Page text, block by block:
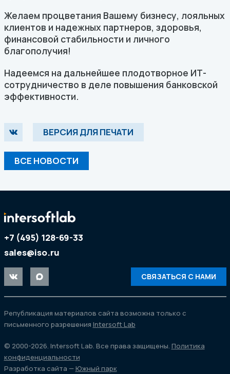
Желаем процветания Вашему бизнесу, лояльных
клиентов и надежных партнеров, здоровья,
финансовой стабильности и личного
благополучия!
Надеемся на дальнейшее плодотворное ИТ-
сотрудничество в деле повышения банковской
эффективности.
ВЕРСИЯ ДЛЯ ПЕЧАТИ
ВСЕ НОВОСТИ
+7 (495) 128-69-33
sales@iso.ru
СВЯЗАТЬСЯ С НАМИ
Републикация материалов сайта возможна только с
письменного разрешения Intersoft Lab
© 2000-2026. Intersoft Lab. Все права защищены. Политика
конфиденциальности
Разработка сайта —Южный парк